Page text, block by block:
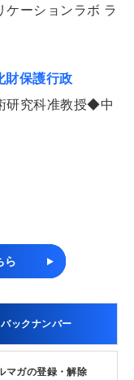
ケーションラボ ラ
財保護行政
研究科准教授◆中
ら
バックナンバー
マガの登録・解除